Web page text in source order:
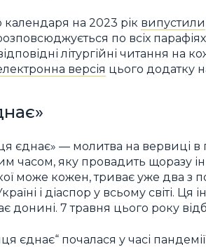
на 2023 рік випустили
по всіх
літургійні читання на
версія цього додатку
єднає» — молитва на вервиці
часом, яку провадить щоразу
може кожен, триває уже два з
і діаспор у всьому світі. Ця
донині. 7 травня цього року
єднає“ почалася у часі